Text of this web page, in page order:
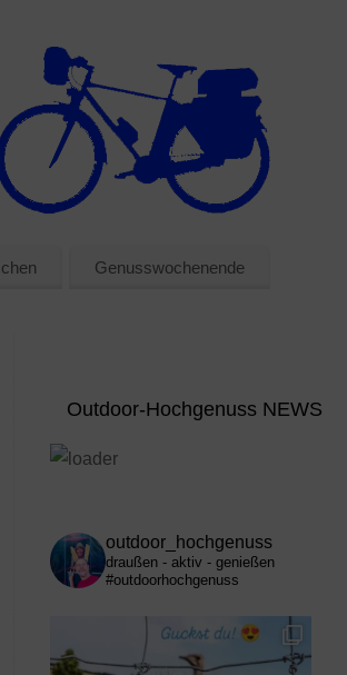
Genusswochenende
Outdoor-Hochgenuss NEWS
outdoor_hochgenuss
draußen - aktiv - genießen
#outdoorhochgenuss